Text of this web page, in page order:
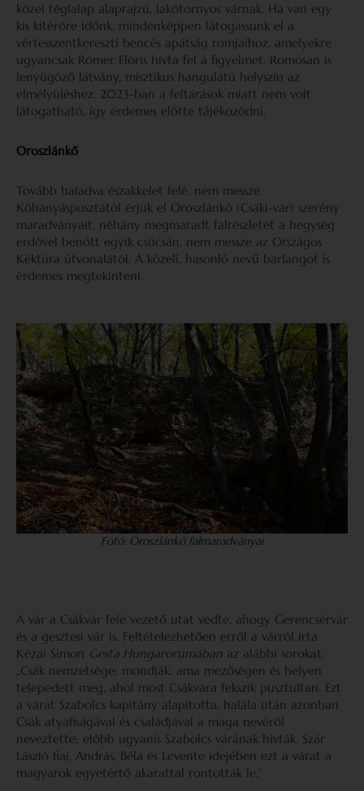
közel téglalap alaprajzú, lakótornyos várnak. Ha van egy
kis kitérőre időnk, mindenképpen látogassunk el a
vértesszentkereszti bencés apátság romjaihoz, amelyekre
ugyancsak Rómer Flóris hívta fel a figyelmet. Romosan is
lenyűgöző látvány, misztikus hangulatú helyszín az
elmélyüléshez. 2023-ban a feltárások miatt nem volt
látogatható, így érdemes előtte tájékozódni.
Oroszlánkő
Tovább haladva északkelet felé, nem messze
Kőhányáspusztától érjük el Oroszlánkő (Csáki-vár) szerény
maradványait, néhány megmaradt falrészletét a hegység
erdővel benőtt egyik csúcsán, nem messze az Országos
Kéktúra útvonalától. A közeli, hasonló nevű barlangot is
érdemes megtekinteni.
Fotó: Oroszlánkő falmaradványai
A vár a Csákvár felé vezető utat védte, ahogy Gerencsérvár
és a gesztesi vár is. Feltételezhetően erről a várról írta
Kézai Simon Gesta Hungarorumában az alábbi sorokat:
„Csák nemzetsége; mondják, ama mezőségen és helyen
telepedett meg, ahol most Csákvára fekszik pusztultan. Ezt
a várat Szabolcs kapitány alapította, halála után azonban
Csák atyafiságával és családjával a maga nevéről
neveztette; előbb ugyanis Szabolcs várának hívták. Szár
László fiai, András, Béla és Levente idejében ezt a várat a
magyarok egyetértő akarattal rontották le.”